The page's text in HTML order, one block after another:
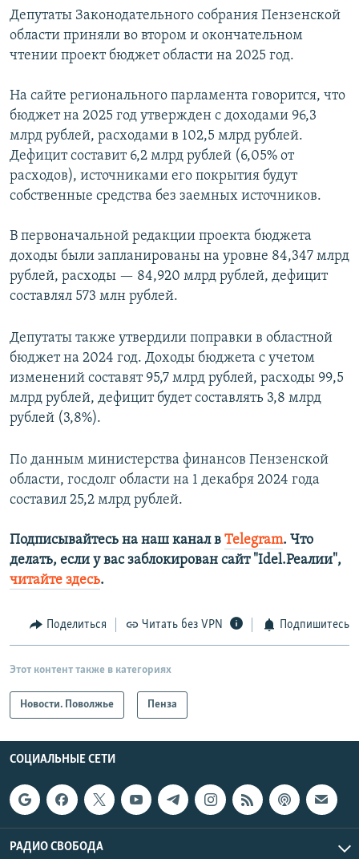
Депутаты Законодательного собрания Пензенской
области приняли во втором и окончательном
чтении проект бюджет области на 2025 год.
На сайте регионального парламента говорится, что
бюджет на 2025 год утвержден с доходами 96,3
млрд рублей, расходами в 102,5 млрд рублей.
Дефицит составит 6,2 млрд рублей (6,05% от
расходов), источниками его покрытия будут
собственные средства без заемных источников.
В первоначальной редакции проекта бюджета
доходы были запланированы на уровне 84,347 млрд
рублей, расходы — 84,920 млрд рублей, дефицит
составлял 573 млн рублей.
Депутаты также утвердили поправки в областной
бюджет на 2024 год. Доходы бюджета с учетом
изменений составят 95,7 млрд рублей, расходы 99,5
млрд рублей, дефицит будет составлять 3,8 млрд
рублей (3,8%).
По данным министерства финансов Пензенской
области, госдолг области на 1 декабря 2024 года
составил 25,2 млрд рублей.
Подписывайтесь на наш канал в Telegram. Что
делать, если у вас заблокирован сайт "Idel.Реалии",
читайте здесь.
Поделиться Читать без VPN Подпишитесь
Этот контент также в категориях
Новости. Поволжье Пенза
СОЦИАЛЬНЫЕ СЕТИ
РАДИО СВОБОДА